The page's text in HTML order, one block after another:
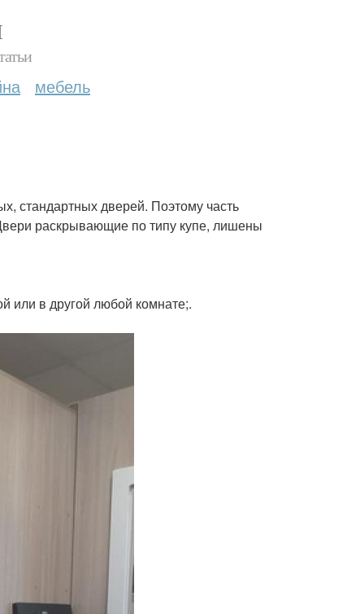
мебель
стандартных дверей. Поэтому часть
раскрывающие по типу купе, лишены
или в другой любой комнате;.